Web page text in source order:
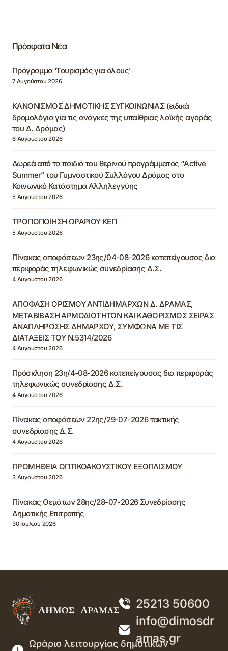
Πρόσφατα Νέα
Πρόγραμμα ‘Τουρισμός για όλους’
7 Αυγούστου 2026
ΚΑΝΟΝΙΣΜΟΣ ΔΗΜΟΤΙΚΗΣ ΣΥΓΚΟΙΝΩΝΙΑΣ (ειδικά
δρομολόγια για τις ανάγκες της υπαίθριας λαϊκής αγοράς
του Δ. Δράμας)
6 Αυγούστου 2026
Δωρεά από τα παιδιά του θερινού προγράμματος “Active
Summer” του Γυμναστικού Συλλόγου Δράμας στο
Κοινωνικό Κατάστημα Αλληλεγγύης
5 Αυγούστου 2026
ΤΡΟΠΟΠΟΙΗΣΗ ΩΡΑΡΙΟΥ ΚΕΠ
5 Αυγούστου 2026
Πίνακας αποφάσεων 23ης/04-08-2026 κατεπείγουσας δια
περιφοράς τηλεφωνικώς συνεδρίασης Δ.Σ.
4 Αυγούστου 2026
ΑΠΟΦΑΣΗ ΟΡΙΣΜΟΥ ΑΝΤΙΔΗΜΑΡΧΩΝ Δ. ΔΡΑΜΑΣ,
ΜΕΤΑΒΙΒΑΣΗ ΑΡΜΟΔΙΟΤΗΤΩΝ ΚΑΙ ΚΑΘΟΡΙΣΜΟΣ ΣΕΙΡΑΣ
ΑΝΑΠΛΗΡΩΣΗΣ ΔΗΜΑΡΧΟΥ, ΣΥΜΦΩΝΑ ΜΕ ΤΙΣ
ΔΙΑΤΑΞΕΙΣ ΤΟΥ Ν.5314/2026
4 Αυγούστου 2026
Πρόσκληση 23η/4-08-2026 κατεπείγουσας δια περιφοράς
τηλεφωνικώς συνεδρίασης Δ.Σ.
4 Αυγούστου 2026
Πίνακας αποφάσεων 22ης/29-07-2026 τακτικής
συνεδρίασης Δ.Σ.
4 Αυγούστου 2026
ΠΡΟΜΗΘΕΙΑ ΟΠΤΙΚΟΑΚΟΥΣΤΙΚΟΥ ΕΞΟΠΛΙΣΜΟΥ
3 Αυγούστου 2026
Πίνακας Θεμάτων 28ης/28-07-2026 Συνεδρίασης
Δημοτικής Επιτροπής
30 Ιουλίου 2026
25213 50600
info@dimosdr
amas.gr
Ωράριο λειτουργίας δημοτικών